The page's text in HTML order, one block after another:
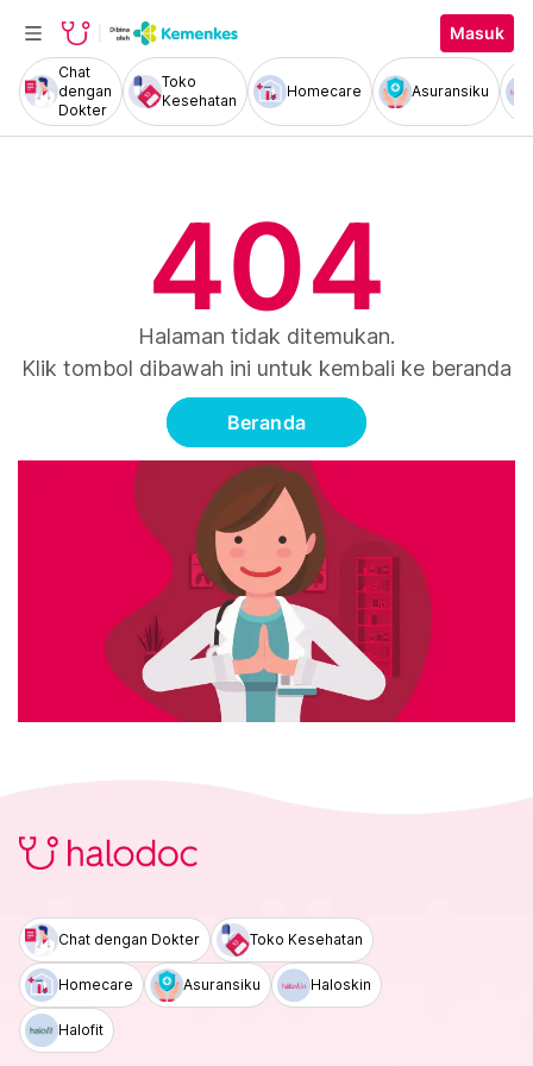
Masuk
Chat
dengan
Dokter
Toko
Kesehatan
Homecare Asuransiku
404
Halaman tidak ditemukan.
Klik tombol dibawah ini untuk kembali ke beranda
Beranda
Chat dengan Dokter Toko Kesehatan
Homecare Asuransiku Haloskin
Halofit